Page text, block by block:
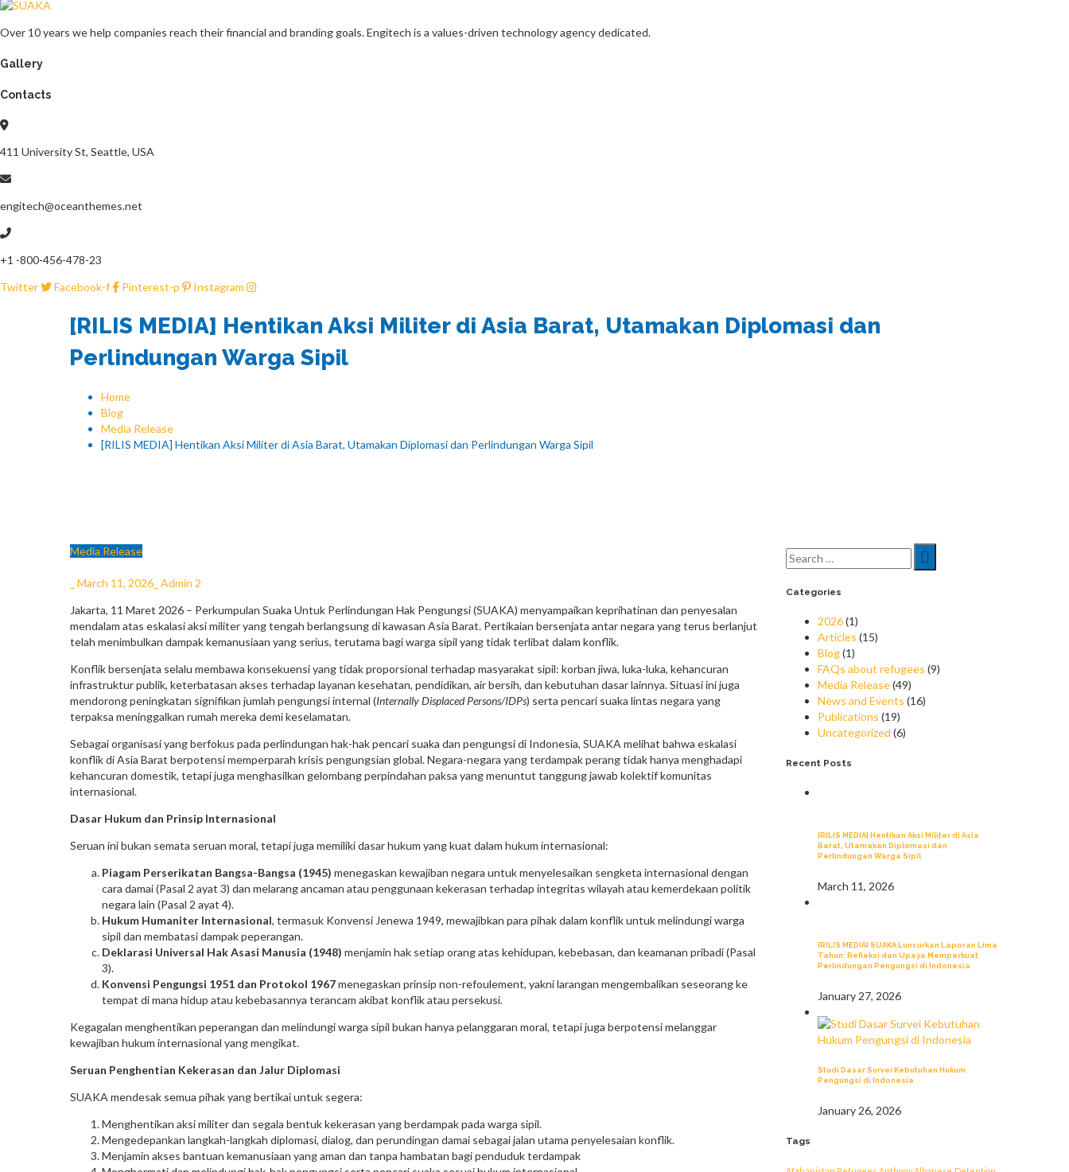
Over 10 years we help companies reach their financial and branding goals. Engitech is a values-driven technology agency dedicated.
Gallery
Contacts
411 University St, Seattle, USA
engitech@oceanthemes.net
+1 -800-456-478-23
Twitter
Facebook-f Pinterest-p Instagram
[RILIS MEDIA] Hentikan Aksi Militer di Asia Barat, Utamakan Diplomasi dan
Perlindungan Warga Sipil
Home
Blog
Media Release
[RILIS MEDIA] Hentikan Aksi Militer di Asia Barat, Utamakan Diplomasi dan Perlindungan Warga Sipil
Media Release
March 11, 2026_ Admin 2
Jakarta, 11 Maret 2026 – Perkumpulan Suaka Untuk Perlindungan Hak Pengungsi (SUAKA) menyampaikan keprihatinan dan penyesalan
mendalam atas eskalasi aksi militer yang tengah berlangsung di kawasan Asia Barat. Pertikaian bersenjata antar negara yang terus berlanjut
telah menimbulkan dampak kemanusiaan yang serius, terutama bagi warga sipil yang tidak terlibat dalam konflik.
Konflik bersenjata selalu membawa konsekuensi yang tidak proporsional terhadap masyarakat sipil: korban jiwa, luka-luka, kehancuran
infrastruktur publik, keterbatasan akses terhadap layanan kesehatan, pendidikan, air bersih, dan kebutuhan dasar lainnya. Situasi ini juga
mendorong peningkatan signifikan jumlah pengungsi internal (Internally Displaced Persons/IDPs) serta pencari suaka lintas negara yang
terpaksa meninggalkan rumah mereka demi keselamatan.
Sebagai organisasi yang berfokus pada perlindungan hak-hak pencari suaka dan pengungsi di Indonesia, SUAKA melihat bahwa eskalasi
konflik di Asia Barat berpotensi memperparah krisis pengungsian global. Negara-negara yang terdampak perang tidak hanya menghadapi
kehancuran domestik, tetapi juga menghasilkan gelombang perpindahan paksa yang menuntut tanggung jawab kolektif komunitas
internasional.
Dasar Hukum dan Prinsip Internasional
Seruan ini bukan semata seruan moral, tetapi juga memiliki dasar hukum yang kuat dalam hukum internasional:
Piagam Perserikatan Bangsa-Bangsa (1945) menegaskan kewajiban negara untuk menyelesaikan sengketa internasional dengan
cara damai (Pasal 2 ayat 3) dan melarang ancaman atau penggunaan kekerasan terhadap integritas wilayah atau kemerdekaan politik
negara lain (Pasal 2 ayat 4).
Hukum Humaniter Internasional, termasuk Konvensi Jenewa 1949, mewajibkan para pihak dalam konflik untuk melindungi warga
sipil dan membatasi dampak peperangan.
Deklarasi Universal Hak Asasi Manusia (1948) menjamin hak setiap orang atas kehidupan, kebebasan, dan keamanan pribadi (Pasal
3).
Konvensi Pengungsi 1951 dan Protokol 1967menegaskan prinsip non-refoulement, yakni larangan mengembalikan seseorang ke
tempat di mana hidup atau kebebasannya terancam akibat konflik atau persekusi.
Kegagalan menghentikan peperangan dan melindungi warga sipil bukan hanya pelanggaran moral, tetapi juga berpotensi melanggar
kewajiban hukum internasional yang mengikat.
Seruan Penghentian Kekerasan dan Jalur Diplomasi
SUAKA mendesak semua pihak yang bertikai untuk segera:
Menghentikan aksi militer dan segala bentuk kekerasan yang berdampak pada warga sipil.
Mengedepankan langkah-langkah diplomasi, dialog, dan perundingan damai sebagai jalan utama penyelesaian konflik.
Menjamin akses bantuan kemanusiaan yang aman dan tanpa hambatan bagi penduduk terdampak
Search
for:
Categories
2026 (1)
Articles (15)
Blog (1)
FAQs about refugees (9)
Media Release (49)
News and Events (16)
Publications (19)
Uncategorized (6)
Recent Posts
[RILIS MEDIA] Hentikan Aksi Militer di Asia
Barat, Utamakan Diplomasi dan
Perlindungan Warga Sipil
March 11, 2026
[RILIS MEDIA] SUAKA Luncurkan Laporan Lima
Tahun: Refleksi dan Upaya Memperkuat
Perlindungan Pengungsi di Indonesia
January 27, 2026
Studi Dasar Survei Kebutuhan Hukum
Pengungsi di Indonesia
January 26, 2026
Tags